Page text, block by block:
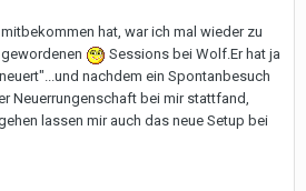
hat, war ich mal wieder zu
Sessions bei Wolf.Er hat ja
nachdem ein Spontanbesuch
Neuerrungenschaft bei mir stattfand,
lassen mir auch das neue Setup bei